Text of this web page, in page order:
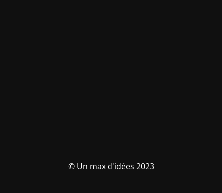
© Un max d'idées 2023